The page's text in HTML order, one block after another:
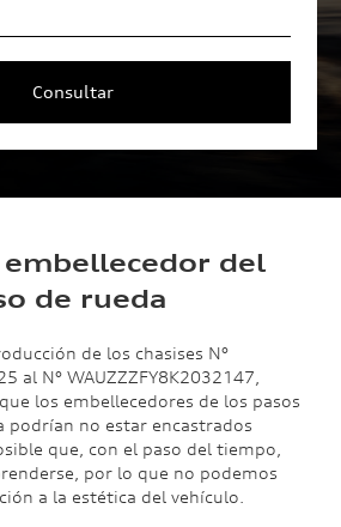
embellecedor del
de rueda
de los chasises N°
al N° WAUZZZFY8K2032147,
los embellecedores de los pasos
podrían no estar encastrados
que, con el paso del tiempo,
por lo que no podemos
a la estética del vehículo.